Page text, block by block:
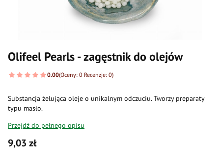
Olifeel Pearls - zagęstnik do olejów
0.00(Oceny: 0 Recenzje: 0)
Substancja żelująca oleje o unikalnym odczuciu. Tworzy preparaty
typu masło.
Przejdź do pełnego opisu
Cena
9,03 zł